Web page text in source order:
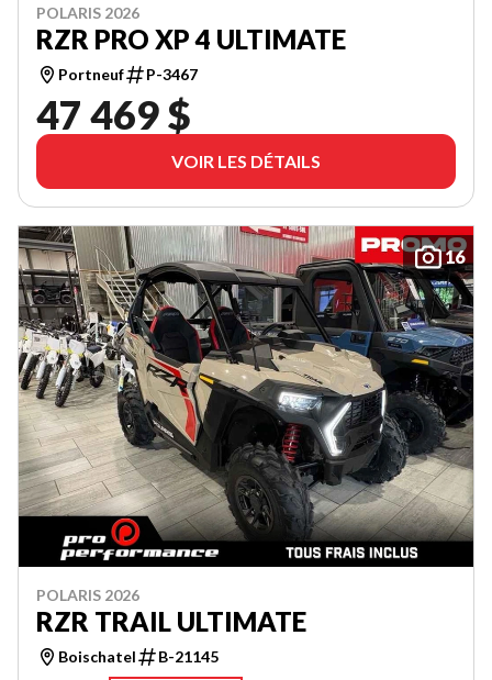
POLARIS 2026
RZR PRO XP 4 ULTIMATE
Portneuf P-3467
47 469 $
VOIR LES DÉTAILS
16
POLARIS 2026
RZR TRAIL ULTIMATE
Boischatel
B-21145